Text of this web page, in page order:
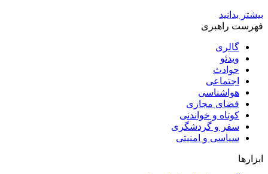
بیشتر بدانید
فهرست راهبری
گالری
ویدئو
حوادث
اجتماعی
هواشناسی
فضای مجازی
کوتاه و خواندنی
سفر و گردشگری
سیاسی و امنیتی
ابزارها